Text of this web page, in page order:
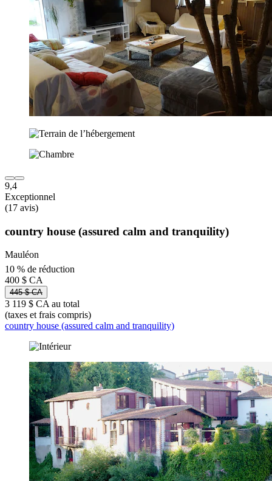
9,4
Exceptionnel
(17 avis)
country house (assured calm and tranquility)
Mauléon
10 % de réduction
400 $ CA
445 $ CA
3 119 $ CA au total
(taxes et frais compris)
country house (assured calm and tranquility)